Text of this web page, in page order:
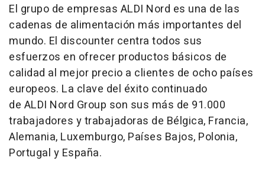
El grupo de empresas ALDI Nord es una de las
cadenas de alimentación más importantes del
mundo. El discounter centra todos sus
esfuerzos en ofrecer productos básicos de
calidad al mejor precio a clientes de ocho países
europeos. La clave del éxito continuado
de ALDI Nord Group son sus más de 91.000
trabajadores y trabajadoras de Bélgica, Francia,
Alemania, Luxemburgo, Países Bajos, Polonia,
Portugal y España.